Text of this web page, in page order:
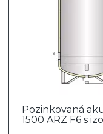
Pozinkovaná
1500 ARZ F6 s